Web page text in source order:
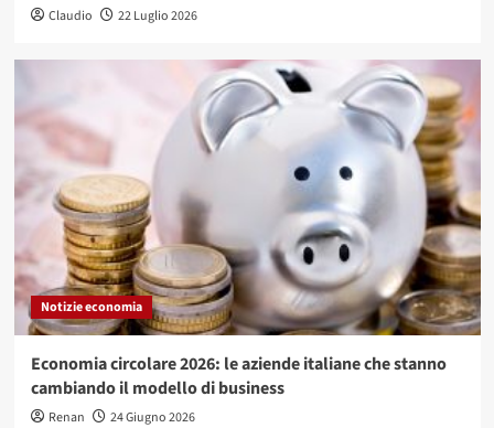
Claudio 22 Luglio 2026
Notizie economia
Economia circolare 2026: le aziende italiane che stanno
cambiando il modello di business
Renan 24 Giugno 2026